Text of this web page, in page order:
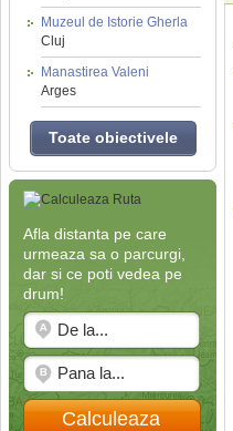
Muzeul de Istorie Gherla
Cluj
Manastirea Valeni
Arges
Toate obiectivele
Afla distanta pe care
urmeaza sa o parcurgi,
dar si ce poti vedea pe
drum!
Calculeaza